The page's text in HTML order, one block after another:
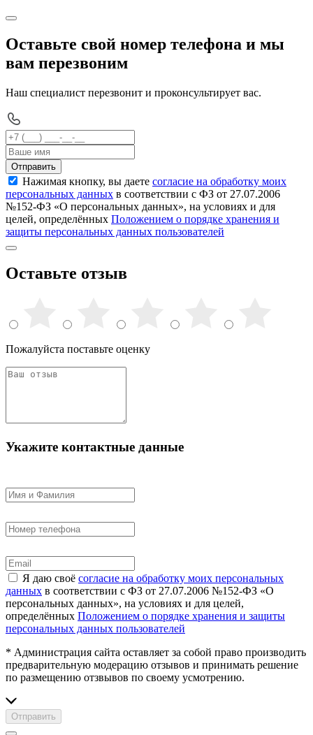
Оставьте свой номер телефона и мы
вам перезвоним
Наш специалист перезвонит и проконсультирует вас.
Отправить
Нажимая кнопку, вы даете согласие на обработку моих
персональных данных в соответствии с ФЗ от 27.07.2006
№152-ФЗ «О персональных данных», на условиях и для
целей, определённых Положением о порядке хранения и
защиты персональных данных пользователей
Оставьте отзыв
Пожалуйста поставьте оценку
Укажите контактные данные
Я даю своё согласие на обработку моих персональных
данных в соответствии с ФЗ от 27.07.2006 №152-ФЗ «О
персональных данных», на условиях и для целей,
определённых Положением о порядке хранения и защиты
персональных данных пользователей
* Администрация сайта оставляет за собой право производить
предварительную модерацию отзывов и принимать решение
по размещению отзвывов по своему усмотрению.
Отправить